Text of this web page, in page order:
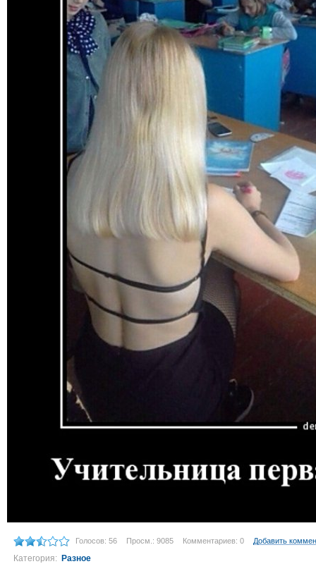
Голосов: 56 Просм.: 9085 Комментариев: 0 Добавить
Категория: Разное